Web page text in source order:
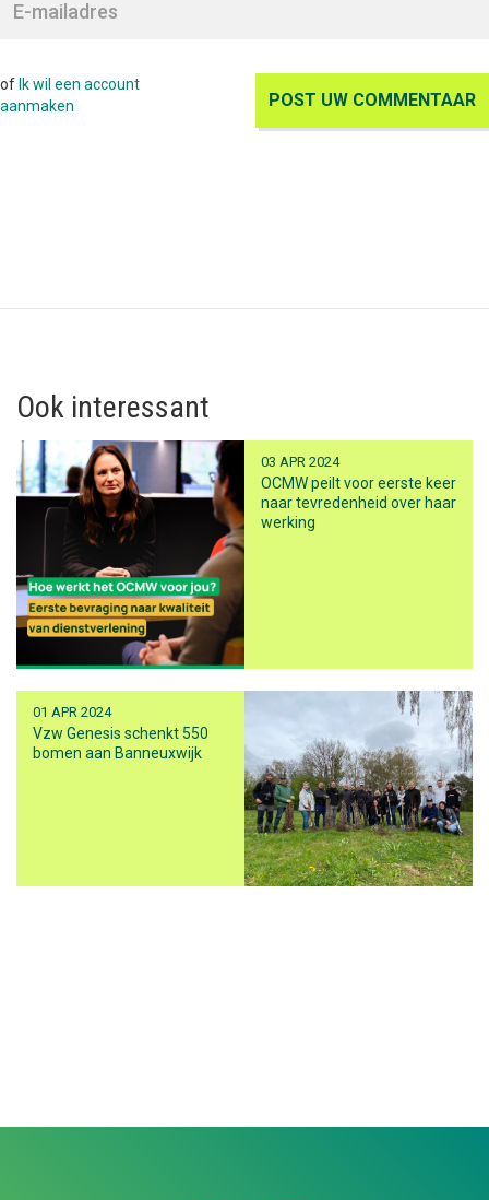
of Ik wil een account
aanmaken
Ook interessant
03 APR 2024
OCMW peilt voor eerste keer
naar tevredenheid over haar
werking
01 APR 2024
Vzw Genesis schenkt 550
bomen aan Banneuxwijk